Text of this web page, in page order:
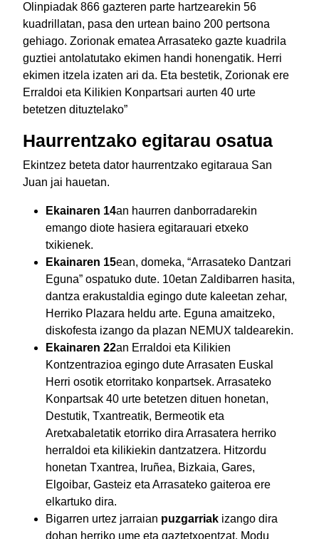
Olinpiadak 866 gazteren parte hartzearekin 56
kuadrillatan, pasa den urtean baino 200 pertsona
gehiago. Zorionak ematea Arrasateko gazte kuadrila
guztiei antolatutako ekimen handi honengatik. Herri
ekimen itzela izaten ari da. Eta bestetik, Zorionak ere
Erraldoi eta Kilikien Konpartsari aurten 40 urte
betetzen dituztelako”
Haurrentzako egitarau osatua
Ekintzez beteta dator haurrentzako egitaraua San
Juan jai hauetan.
Ekainaren 14an haurren danborradarekin
emango diote hasiera egitarauari etxeko
txikienek.
Ekainaren 15ean, domeka, “Arrasateko Dantzari
Eguna” ospatuko dute. 10etan Zaldibarren hasita,
dantza erakustaldia egingo dute kaleetan zehar,
Herriko Plazara heldu arte. Eguna amaitzeko,
diskofesta izango da plazan NEMUX taldearekin.
Ekainaren 22an Erraldoi eta Kilikien
Kontzentrazioa egingo dute Arrasaten Euskal
Herri osotik etorritako konpartsek. Arrasateko
Konpartsak 40 urte betetzen dituen honetan,
Destutik, Txantreatik, Bermeotik eta
Aretxabaletatik etorriko dira Arrasatera herriko
herraldoi eta kilikiekin dantzatzera. Hitzordu
honetan Txantrea, Iruñea, Bizkaia, Gares,
Elgoibar, Gasteiz eta Arrasateko gaiteroa ere
elkartuko dira.
Bigarren urtez jarraian puzgarriak izango dira
dohan herriko ume eta gaztetxoentzat. Modu